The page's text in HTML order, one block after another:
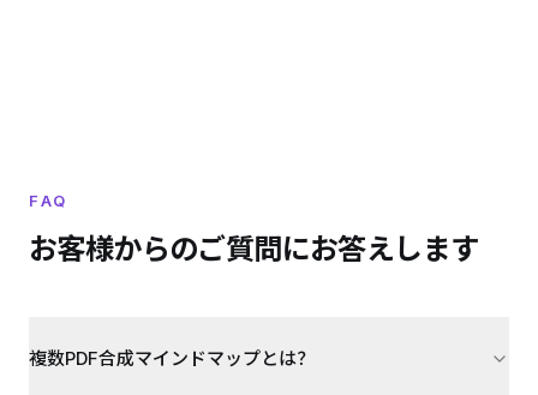
FAQ
お客様からのご質問にお答えします
複数PDF合成マインドマップとは？